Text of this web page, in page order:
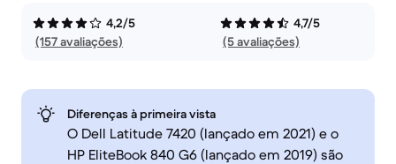
4,2/5
(157 avaliações)
4,7/5
(5 avaliações)
Diferenças à primeira vista
O Dell Latitude 7420 (lançado em 2021) e o
HP EliteBook 840 G6 (lançado em 2019) são